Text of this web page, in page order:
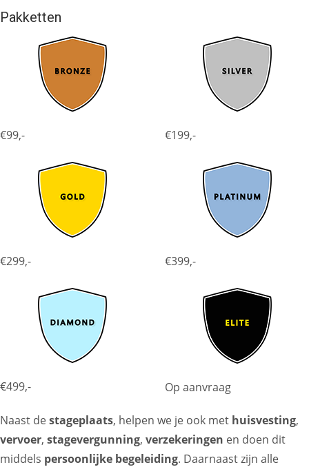
Pakketten
€99,- €199,-
€299,- €399,-
€499,- Op aanvraag
Naast destageplaats, helpen we je ook met huisvesting,
vervoer, stagevergunning, verzekeringen en doen dit
middels persoonlijke begeleiding. Daarnaast zijn alle